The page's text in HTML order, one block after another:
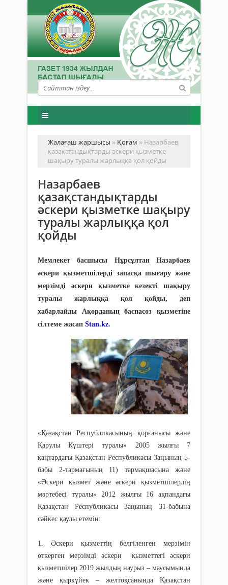
Жалағаш жаршысы » Қоғам » Назарбаев
қазақстандықтарды әскери қызметке
шақыру туралы жарлыққа қол қойды
Назарбаев
қазақстандықтарды
әскери қызметке шақыру
туралы жарлыққа қол
қойды
Мемлекет басшысы Нұрсұлтан Назарбаев
әскери қызметшілерді запасқа шығару және
мерзімді әскери қызметке кезекті шақыру
туралы жарлыққа қол қойды, деп
хабарлайды Ақорданың баспасөз қызметіне
сілтеме жасап Stan.kz.
«Қазақстан Республикасының қорғанысы және
Қарулы Күштері туралы» 2005 жылғы 7
қаңтардағы Қазақстан Республикасы Заңының 5-
бабы 2-тармағының 11) тармақшасына және
«Әскери қызмет және әскери қызметшілердің
мәртебесі туралы» 2012 жылғы 16 ақпандағы
Қазақстан Республикасы Заңының 31-бабына
сәйкес қаулы етемін:
1. Әскери қызметтің белгіленген мерзімін
өткерген мерзімді әскери қызметтегі әскери
қызметшілер 2019 жылдың наурыз – маусымында
және қыркүйек – желтоқсанында Қазақстан